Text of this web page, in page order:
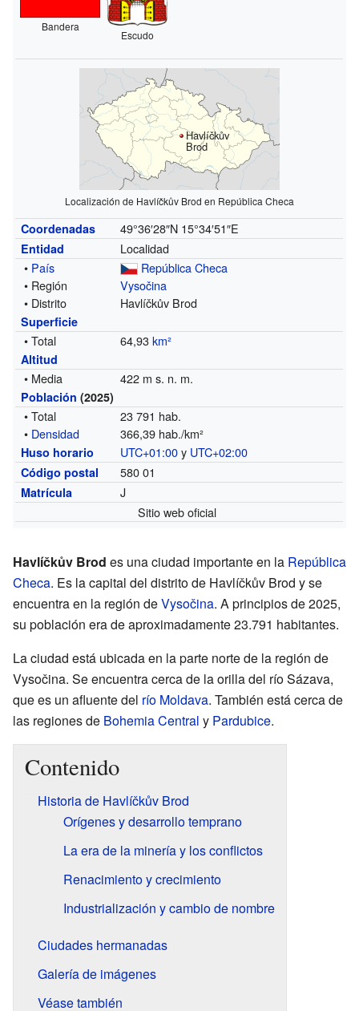
Bandera
Escudo
Havlíčkův
Brod
Localización de Havlíčkův Brod en República Checa
Coordenadas 49°36′28″N 15°34′51″E
Entidad
Localidad
• País
República Checa
• Región
Vysočina
• Distrito
Havlíčkův Brod
Superficie
• Total 64,93km²
Altitud
• Media 422 m s. n. m.
Población (2025)
• Total
23 791 hab.
• Densidad 366,39 hab./km²
Huso horario UTC+01:00y UTC+02:00
Código postal 580 01
Matrícula
J
Sitio web oficial
Havlíčkův Brod es una ciudad importante en la República
Checa. Es la capital del distrito de Havlíčkův Brod y se
encuentra en la región deVysočina. A principios de 2025,
su población era de aproximadamente 23.791 habitantes.
La ciudad está ubicada en la parte norte de la región de
Vysočina. Se encuentra cerca de la orilla del río Sázava,
que es un afluente del río Moldava. También está cerca de
las regiones de Bohemia Central y Pardubice.
Contenido
Historia de Havlíčkův Brod
Orígenes y desarrollo temprano
La era de la minería y los conflictos
Renacimiento y crecimiento
Industrialización y cambio de nombre
Ciudades hermanadas
Galería de imágenes
Véase también